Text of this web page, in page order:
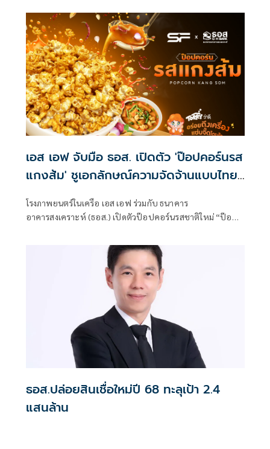
เอส เอฟ จับมือ ธอส. เปิดตัว 'ป๊อปคอร์นรส
แกงส้ม' ชูเอกลักษณ์ความจัดจ้านแบบไทย
โรงภาพยนตร์ในเครือ เอส เอฟ ร่วมกับ ธนาคาร
อาคารสงเคราะห์ (ธอส.) เปิดตัวป๊อปคอร์นรสชาติใหม่ “ป๊อป
ไลฟ์สไตล์ความบันเทิง ของคนรุ่นใหม่อย่างลงตัว
ธอส.ปล่อยสินเชื่อใหม่ปี 68 ทะลุเป้า 2.4
แสนล้าน